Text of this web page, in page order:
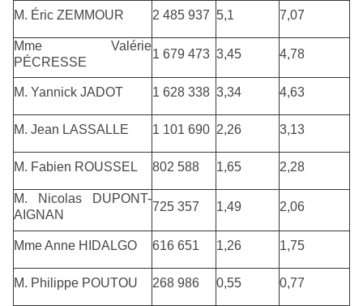
M. Éric ZEMMOUR 2 485 937 5,1 7,07
Mme Valérie
PÉCRESSE
1 679 473 3,45 4,78
M. Yannick JADOT 1 628 338 3,34 4,63
M. Jean LASSALLE 1 101 690 2,26 3,13
M. Fabien ROUSSEL 802 588 1,65 2,28
M. Nicolas DUPONT-
AIGNAN
725 357 1,49 2,06
Mme Anne HIDALGO 616 651 1,26 1,75
M. Philippe POUTOU 268 986 0,55 0,77